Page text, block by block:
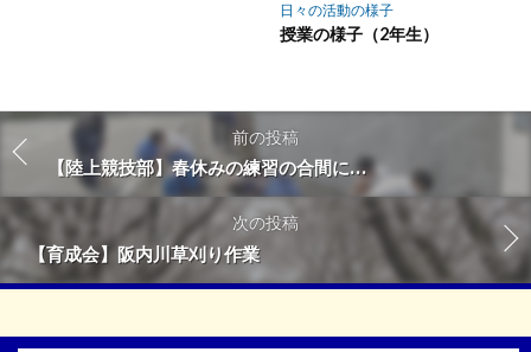
日々の活動の様子
授業の様子（2年生）
前の投稿
【陸上競技部】春休みの練習の合間に…
次の投稿
【育成会】阪内川草刈り作業